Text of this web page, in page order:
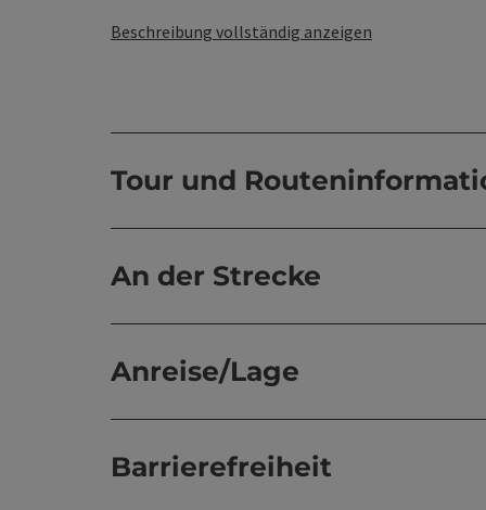
Beschreibung vollständig anzeigen
Tour und
An der Strecke
Anreise/Lage
Barrierefreiheit